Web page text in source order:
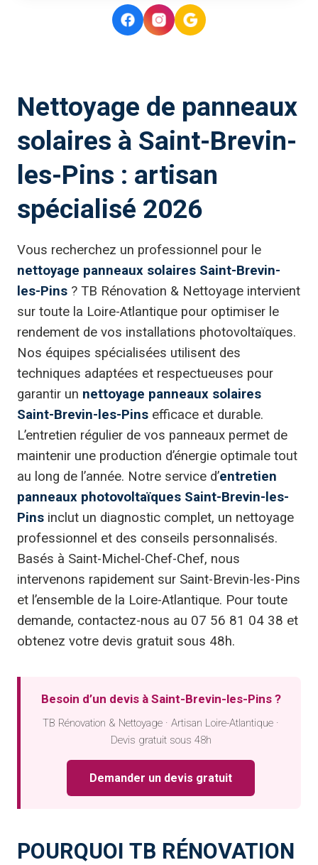
Nettoyage de panneaux
solaires à Saint-Brevin-
les-Pins : artisan
spécialisé 2026
Vous recherchez un professionnel pour le
nettoyage panneaux solaires Saint-Brevin-
les-Pins ? TB Rénovation & Nettoyage intervient
sur toute la Loire-Atlantique pour optimiser le
rendement de vos installations photovoltaïques.
Nos équipes spécialisées utilisent des
techniques adaptées et respectueuses pour
garantir un nettoyage panneaux solaires
Saint-Brevin-les-Pins efficace et durable.
L’entretien régulier de vos panneaux permet de
maintenir une production d’énergie optimale tout
au long de l’année. Notre service d’entretien
panneaux photovoltaïques Saint-Brevin-les-
Pins inclut un diagnostic complet, un nettoyage
professionnel et des conseils personnalisés.
Basés à Saint-Michel-Chef-Chef, nous
intervenons rapidement sur Saint-Brevin-les-Pins
et l’ensemble de la Loire-Atlantique. Pour toute
demande, contactez-nous au 07 56 81 04 38 et
obtenez votre devis gratuit sous 48h.
Besoin d’un devis à Saint-Brevin-les-Pins ?
TB Rénovation & Nettoyage · Artisan Loire-Atlantique ·
Devis gratuit sous 48h
Demander un devis gratuit
POURQUOI TB RÉNOVATION